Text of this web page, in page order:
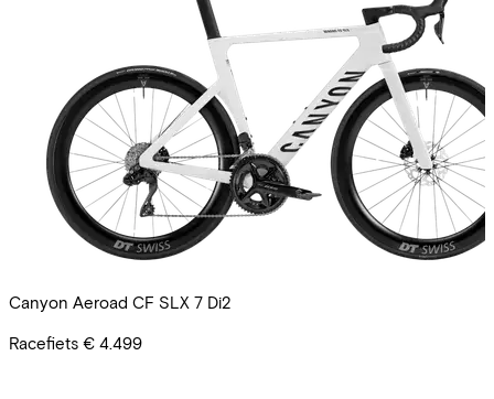
Canyon Aeroad CF SLX 7 Di2
Racefiets € 4.499